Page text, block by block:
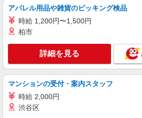
キープ
業務委託
SOMPOヘルスサポート株式会社 全支援対
保健師・管理栄養士
報酬：出来高制 報酬額（消費税抜き）： ・事
個別訪問(対面) 1件：
談 1件：1,500〜1,691
1,000円〜1,429円 ・
※上記金額に消費税を加
【活動エリア】山梨
アパレル用品や雑貨のピッキング検品
時給 1,200円〜1,500円
柏市
詳細を見る
マンションの受付・案内スタッフ
時給 2,000円
渋谷区